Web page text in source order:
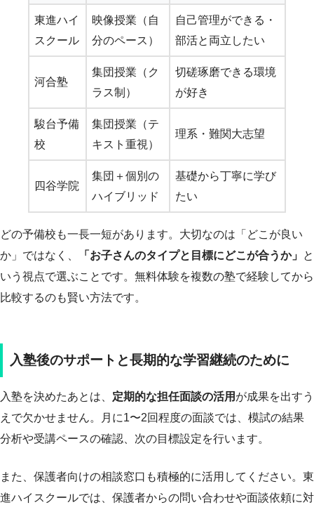
東進ハイ
スクール
映像授業（自
分のペース）
自己管理ができる・
部活と両立したい
河合塾
集団授業（ク
ラス制）
切磋琢磨できる環境
が好き
駿台予備
校
集団授業（テ
キスト重視）
理系・難関大志望
四谷学院
集団＋個別の
ハイブリッド
基礎から丁寧に学び
たい
どの予備校も一長一短があります。大切なのは「どこが良い
か」ではなく、
「お子さんのタイプと目標にどこが合うか」 と
いう視点で選ぶことです。無料体験を複数の塾で経験してから
比較するのも賢い方法です。
入塾後のサポートと長期的な学習継続のために
入塾を決めたあとは、 定期的な担任面談の活用 が成果を出すう
えで欠かせません。月に1〜2回程度の面談では、模試の結果
分析や受講ペースの確認、次の目標設定を行います。
また、保護者向けの相談窓口も積極的に活用してください。東
進ハイスクールでは、保護者からの問い合わせや面談依頼に対